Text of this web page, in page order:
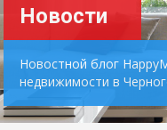
Новости
Новостной блог
недвижимости в